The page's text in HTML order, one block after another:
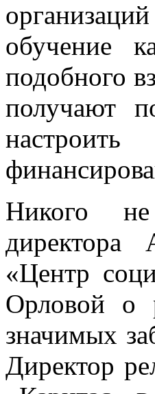
обучение
подобного
получают
Никого
директора
«Центр
Орловой о
значимых
Директор